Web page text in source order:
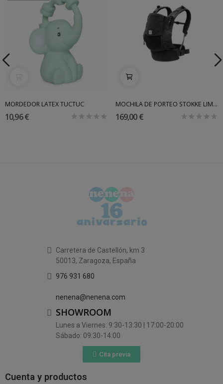
MORDEDOR LATEX TUCTUC
10,96 €
MOCHILA DE PORTEO STOKKE LIMAS MESH
169,00 €
Carretera de Castellón, km 3
50013, Zaragoza, España
976 931 680
nenena@nenena.com
SHOWROOM
Lunes a Viernes: 9:30-13:30 | 17:00-20:00
Sábado: 09:30-14:00
Cita previa
Cuenta y productos